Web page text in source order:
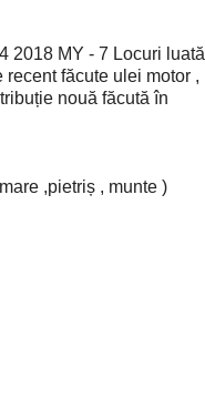
2018 MY - 7 Locuri luată
făcute ulei motor ,
nouă făcută în
,pietriș , munte )